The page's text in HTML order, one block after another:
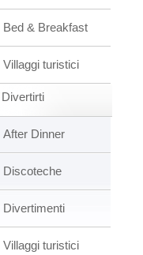
Bed & Breakfast
Villaggi turistici
Divertirti
After Dinner
Discoteche
Divertimenti
Villaggi turistici